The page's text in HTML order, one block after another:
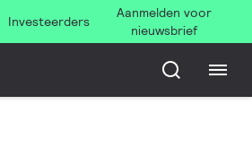
Investeerders
Aanmelden voor
nieuwsbrief